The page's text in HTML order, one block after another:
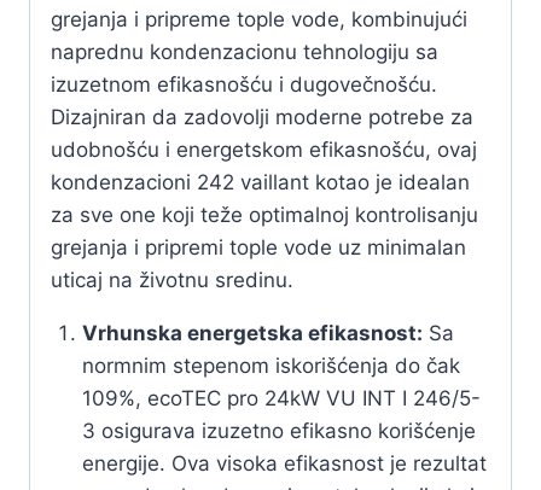
grejanja i pripreme tople vode, kombinujući
naprednu kondenzacionu tehnologiju sa
izuzetnom efikasnošću i dugovečnošću.
Dizajniran da zadovolji moderne potrebe za
udobnošću i energetskom efikasnošću, ovaj
kondenzacioni 242 vaillant kotao je idealan
za sve one koji teže optimalnoj kontrolisanju
grejanja i pripremi tople vode uz minimalan
uticaj na životnu sredinu.
Vrhunska energetska efikasnost: Sa
normnim stepenom iskorišćenja do čak
109%, ecoTEC pro 24kW VU INT I 246/5-
3 osigurava izuzetno efikasno korišćenje
energije. Ova visoka efikasnost je rezultat